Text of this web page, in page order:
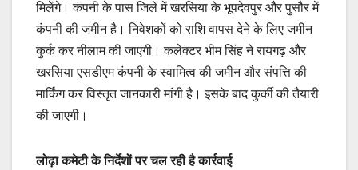
मिलेंगे। कंपनी के पास जिले में खरसिया के भूपदेवपुर और पुसौर में
कंपनी की जमीन है। निवेशकों को राशि वापस देने के लिए जमीन
कुर्क कर नीलाम की जाएगी। कलेक्टर भीम सिंह ने रायगढ़ और
खरसिया एसडीएम कंपनी के स्वामित्व की जमीन और संपत्ति की
मार्किंग कर विस्तृत जानकारी मांगी है। इसके बाद कुर्की की तैयारी
की जाएगी।
लोढ़ा कमेटी के निर्देशों पर चल रही है कार्रवाई